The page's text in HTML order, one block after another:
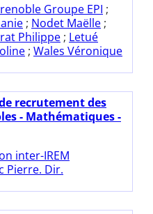
Groupe EPI ;
; Nodet Maëlle ;
Philippe ; Letué
; Wales Véronique
recrutement des
- Mathématiques -
inter-IREM
Pierre. Dir.